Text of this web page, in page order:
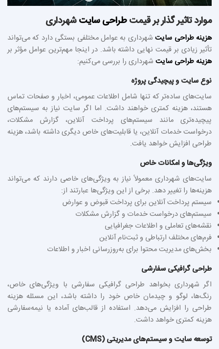
موارد تاثیر گذار بر قیمتطراحی سایتشهرداری
هزینه طراحی سایتشهرداری به عوامل مختلفی بستگی دارد که می‌تواند
تأثیر زیادی بر قیمت نهایی داشته باشد. در اینجا مهم‌ترین عوامل مؤثر بر
هزینه طراحی سایت شهرداری را بررسی می‌کنیم:
نوع سایت و پیچیدگی پروژه
سایت‌های ساده‌تر که تنها شامل اطلاعات عمومی، اخبار و صفحات تماس
هستند، هزینه کمتری خواهند داشت. اما اگر سایت نیاز به سیستم‌های
پیچیده‌تری مانند سیستم‌های پرداخت آنلاین، گزارش مشکلات،
درخواست خدمات آنلاین، یا قابلیت‌های خاص دیگری داشته باشد، هزینه
طراحی افزایش خواهد یافت.
ویژگی‌ها و امکانات خاص
سایت‌های شهرداری معمولاً نیاز به ویژگی‌های خاصی دارند که می‌تواند
هزینه‌ها را تغییر دهد. برخی از این ویژگی‌ها عبارتند از:
سیستم پرداخت آنلاین برای پرداخت قبوض و عوارض
سیستم‌های درخواست خدمات و گزارش مشکلات
نقشه‌های تعاملی و اطلاعات جغرافیایی
فرم‌های مختلف ارتباطی و ثبت‌نام آنلاین
بخش‌های مدیریت محتوا برای به‌روزرسانی اخبار و اطلاعات
طراحی گرافیکی سفارشی
اگر شهرداری بخواهد طراحی گرافیکی سفارشی با ویژگی‌های خاص،
رنگ‌ها، لوگو و چیدمان خاص خود را داشته باشد، این مسئله هزینه
طراحی را افزایش می‌دهد. استفاده از قالب‌های آماده یا نیمه‌سفارشی
هزینه کمتری خواهد داشت.
توسعه سایت و سیستم‌های مدیریتی (CMS)